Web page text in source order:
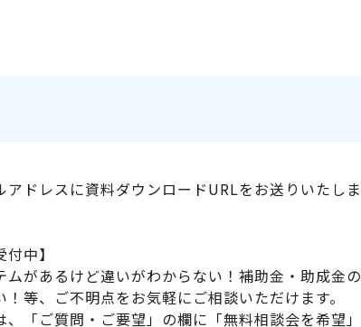
アドレスに資料ダウンロードURLをお送りいたしま
中】
ムがあるけど違いがわからない！補助金・助成金の
等、ご不明点をお気軽にご相談いただけます。
「ご質問・ご要望」の欄に「無料相談会を希望」